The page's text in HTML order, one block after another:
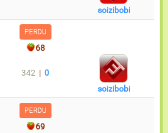
soizibobi
PERDU
68
342 |0
soizibobi
PERDU
69